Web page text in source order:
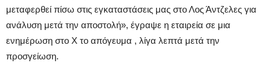
μεταφερθεί πίσω στις εγκαταστάσεις μας στο Λος Άντζελες για
ανάλυση μετά την αποστολή», έγραψε η εταιρεία σε μια
ενημέρωση στο X το απόγευμα , λίγα λεπτά μετά την
προσγείωση.